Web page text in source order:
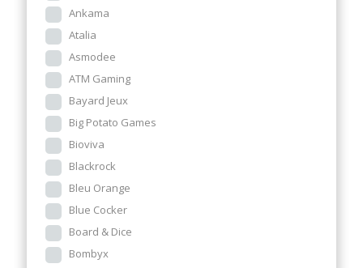
Ankama
Atalia
Asmodee
ATM Gaming
Bayard Jeux
Big Potato Games
Bioviva
Blackrock
Bleu Orange
Blue Cocker
Board & Dice
Bombyx